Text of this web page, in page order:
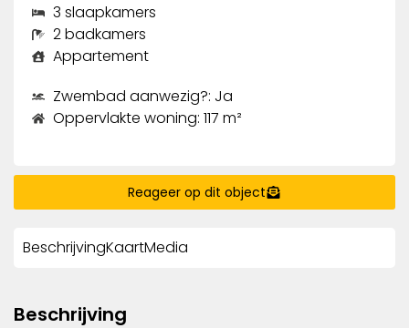
3 slaapkamers
2 badkamers
Appartement
Zwembad aanwezig?: Ja
Oppervlakte woning: 117 m²
Reageer op dit object
BeschrijvingKaartMedia
Beschrijving